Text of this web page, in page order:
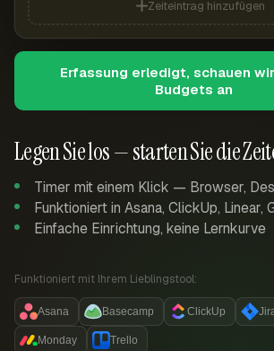
Legen Sie los — starten Sie die
Timer mit einem Klick — Browser,
Funktioniert in Asana, ClickUp, Linear,
Einfache Einrichtung, keine Lernkurve
Funktioniert mit Ihrem Lieblingstool:
Asana Basecamp ClickUp
Monday Trello
Zeiteintrag hinzufügen
Erfassung erledigt, schauen
Budgets an